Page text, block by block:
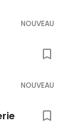
NOUVEAU
NOUVEAU